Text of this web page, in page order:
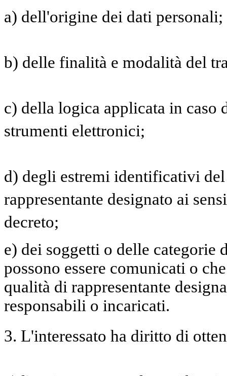
a) dell'origine dei dati personali;
b) delle finalità e modalità del
c) della logica applicata in
strumenti elettronici;
d) degli estremi identificativi
rappresentante designato ai
decreto;
e) dei soggetti o delle categorie
possono essere comunicati o
qualità di rappresentante
responsabili o incaricati.
3. L'interessato ha diritto di